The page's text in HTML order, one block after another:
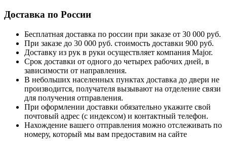
Доставка по России
Бесплатная доставка по россии при заказе от 30 000 руб.
При заказе до 30 000 руб. стоимость доставки 900 руб.
Доставку из рук в руки осуществляет компания Major.
Срок доставки от одного до четырех рабочих дней, в
зависимости от направления.
В небольших населенных пунктах доставка до двери не
производится, получателя вызывают на отделение связи
для получения отправления.
При оформлении доставки обязательно укажите свой
почтовый адрес (с индексом) и контактный телефон.
Нахождение вашего отправления можно отслеживать по
номеру, который мы вам предоставим на сайте